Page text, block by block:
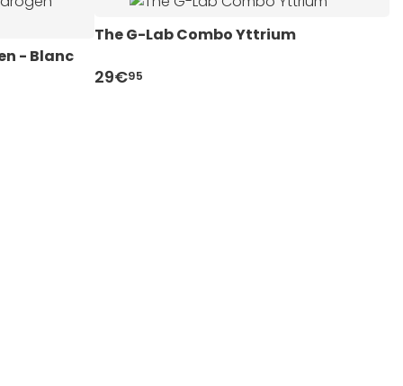
- Blanc
The G-Lab Combo Yttrium
29€95